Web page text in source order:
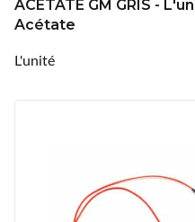
ACETATE GM GRIS -
Acétate
L'unité